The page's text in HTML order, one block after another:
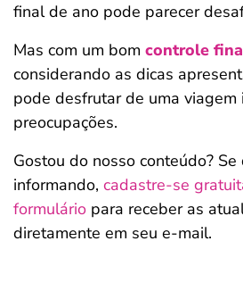
final de ano pode parecer
Mas com um bom controle
considerando as dicas
pode desfrutar de uma viagem
preocupações.
Gostou do nosso conteúdo?
informando, cadastre-se
formulário para receber as
diretamente em seu e-mail.